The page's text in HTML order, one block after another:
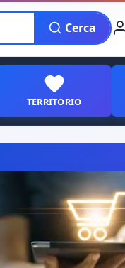
Cerca
TERRITORIO